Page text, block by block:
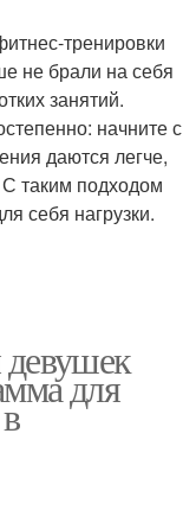
тренировки
не брали на себя
занятий.
начните с
даются легче,
таким подходом
себя нагрузки.
девушек
для